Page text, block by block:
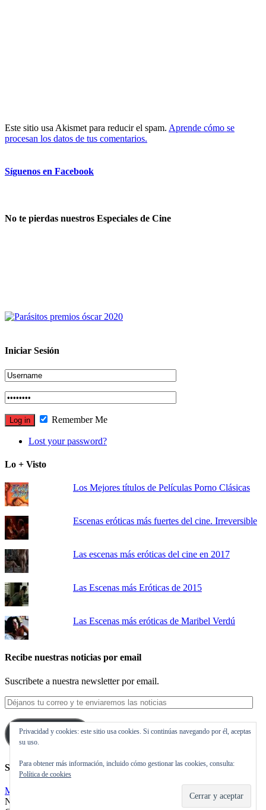
Este sitio usa Akismet para reducir el spam. Aprende cómo se
procesan los datos de tus comentarios.
Síguenos en Facebook
No te pierdas nuestros Especiales de Cine
Iniciar Sesión
Remember Me
Lost your password?
Lo + Visto
Los Mejores títulos de Películas Porno Clásicas
Escenas eróticas más fuertes del cine. Irreversible
Las escenas más eróticas del cine en 2017
Las Escenas más Eróticas de 2015
Las Escenas más eróticas de Maribel Verdú
Recibe nuestras noticias por email
Suscribete a nuestra newsletter por email.
Déjanos
tu
correo
y
te
las
noticias
Suscribirse
Síguenos en Twitter
Mis tuits
Noticias de cine y de series de televisión, críticas, tráilers, estrenos.
Privacidad y cookies: este sitio usa cookies. Si continúas navegando por él, aceptas
su uso.
Para obtener más información, incluido cómo gestionar las cookies, consulta:
Política de cookies